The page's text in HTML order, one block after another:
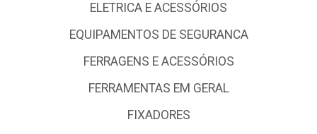
ELETRICA E ACESSÓRIOS
EQUIPAMENTOS DE SEGURANCA
FERRAGENS E ACESSÓRIOS
FERRAMENTAS EM GERAL
FIXADORES